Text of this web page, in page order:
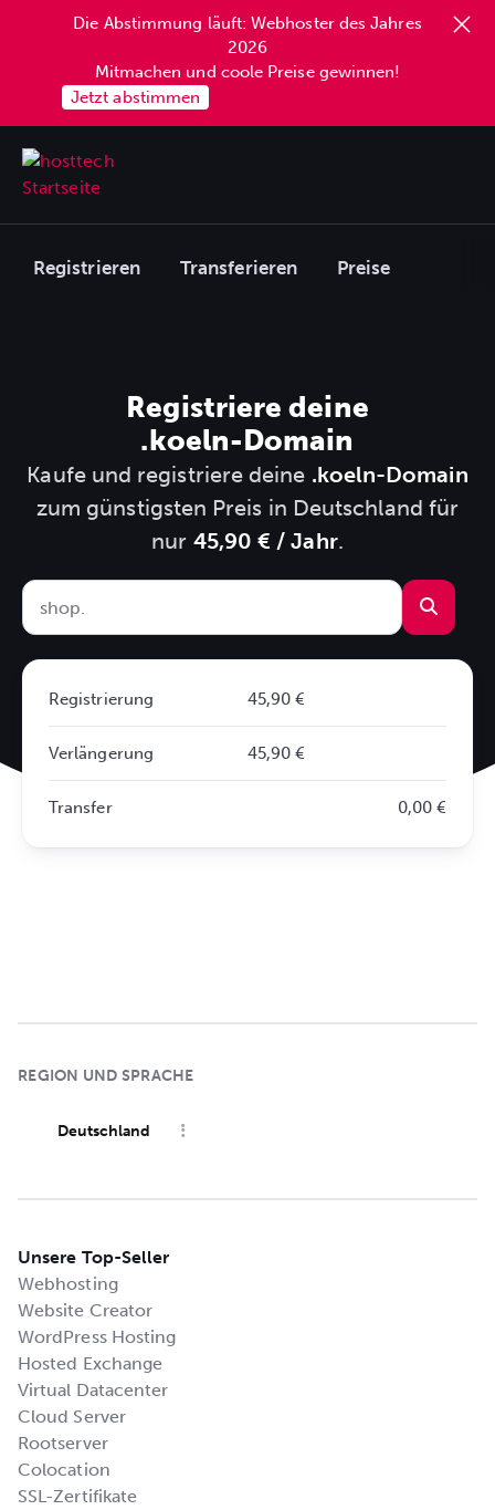
Die Abstimmung läuft: Webhoster des Jahres
2026
Mitmachen und coole Preise gewinnen!
Jetzt abstimmen
Registrieren Transferieren Preise
Registriere deine
.koeln-Domain
Kaufe und registriere deine .koeln-Domain
zum günstigsten Preis in Deutschland für
nur 45,90 € / Jahr.
Registrierung 45,90 €
Verlängerung 45,90 €
Transfer 0,00 €
REGION UND SPRACHE
Deutschland
Unsere Top-Seller
Webhosting
Website Creator
WordPress Hosting
Hosted Exchange
Virtual Datacenter
Cloud Server
Rootserver
Colocation
SSL-Zertifikate